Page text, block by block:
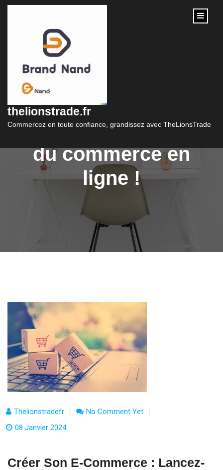
content
thelionstrade.fr
Commercez en toute confiance, grandissez avec TheLionsTrade
commerce : Lancez-
vous dans le monde
du commerce en
ligne !
Thelionstradefr
No Comment Yet
08 Janvier 2024
Créer Son E-Commerce : Lancez-